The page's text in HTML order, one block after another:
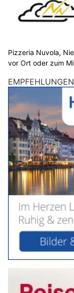
Pizzeria Nuvola,
vor Ort oder zum
EMPFEHLUNGEN